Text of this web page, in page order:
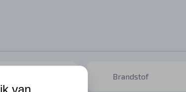
van